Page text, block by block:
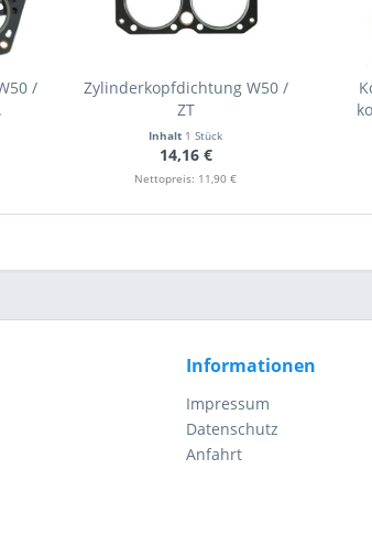
/
Zylinderkopfdichtung W50 /
ZT
Inhalt 1 Stück
14,16 €
Nettopreis: 11,90 €
Informationen
Impressum
Datenschutz
Anfahrt